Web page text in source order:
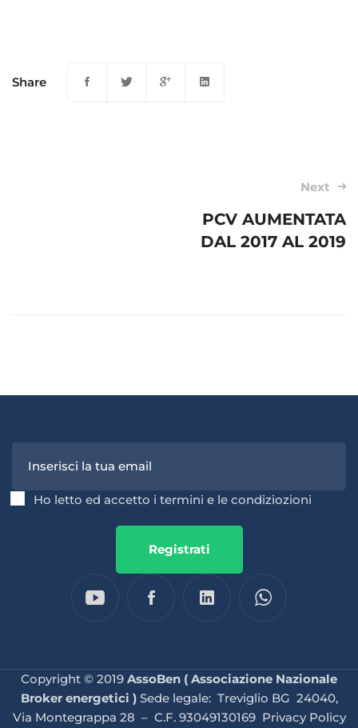
Share
Next
PCV AUMENTATA
DAL 2017 AL 2019
Ho letto ed accetto i termini e le condiziozioni
Registrati
Copyright © 2019 AssoBen ( Associazione Nazionale
Broker energetici ) Sede legale: Treviglio BG 24040,
Via Montegrappa 28 – C.F. 93049130169 Privacy Policy